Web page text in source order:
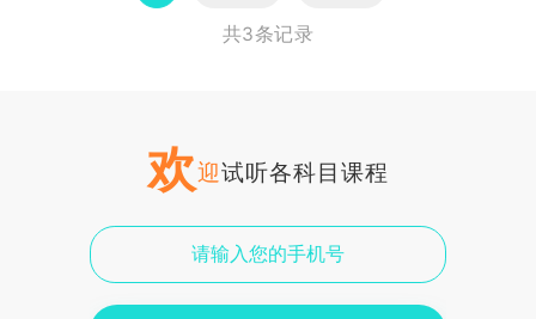
共3条记录
欢迎试听各科目课程